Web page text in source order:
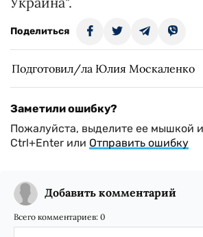
Поделиться
Подготовил/ла Юлия Москаленко
Заметили ошибку?
Пожалуйста, выделите ее мышкой
Ctrl+Enter или Отправить ошибку
Добавить комментарий
Всего комментариев: 0